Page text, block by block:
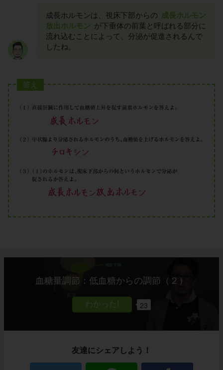
成長ホルモンは、視床下部からの 成長ホルモン
放出ホルモン が下垂体の前葉と呼ばれる部分に
流れ込むことによって、分泌が促進されるんで
したね。
答え
血糖量調節：低血糖からの調節（２）
23
友達にシェアしよう！